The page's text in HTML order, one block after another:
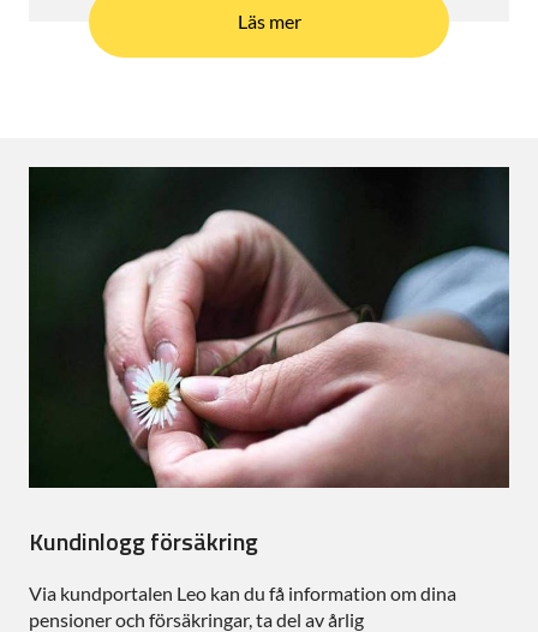
Läs mer
Kundinlogg försäkring
Via kundportalen Leo kan du få information om dina
pensioner och försäkringar, ta del av årlig